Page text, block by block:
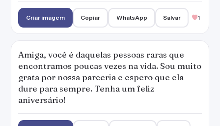
Criar imagem Copiar WhatsApp Salvar 1
Amiga, você é daquelas pessoas raras que
encontramos poucas vezes na vida. Sou muito
grata por nossa parceria e espero que ela
dure para sempre. Tenha um feliz
aniversário!